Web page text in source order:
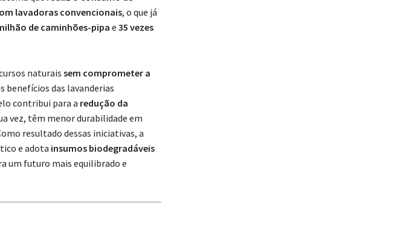
lavadoras convencionais, o que já
de caminhões-pipae 35 vezes
naturaissem comprometer a
benefícios das lavanderias
contribui para a redução da
vez, têm menor durabilidade em
resultado dessas iniciativas, a
e adota insumos biodegradáveis
um futuro mais equilibrado e